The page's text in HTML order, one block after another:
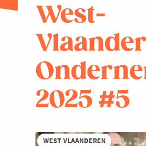
West-
2025 #5
WEST-VLAANDEREN